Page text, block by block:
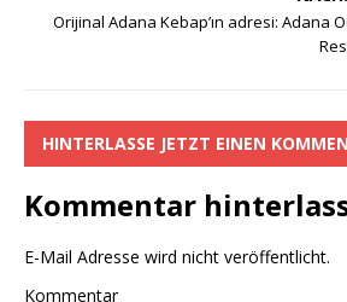
o
k
p e n
Orijinal Adana Kebap’ın adresi: Adana
HINTERLASSE JETZT EINEN
Kommentar
E-Mail Adresse wird nicht veröffentlicht.
Kommentar